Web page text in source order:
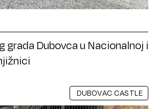
grada Dubovca u Nacionalnoj i
DUBOVAC CASTLE